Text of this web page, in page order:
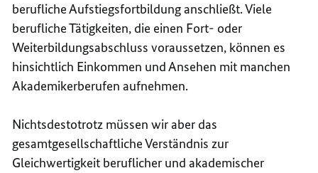
berufliche Aufstiegsfortbildung anschließt. Viele
berufliche Tätigkeiten, die einen Fort- oder
Weiterbildungsabschluss voraussetzen, können es
hinsichtlich Einkommen und Ansehen mit manchen
Akademikerberufen aufnehmen.
Nichtsdestotrotz müssen wir aber das
gesamtgesellschaftliche Verständnis zur
Gleichwertigkeit beruflicher und akademischer